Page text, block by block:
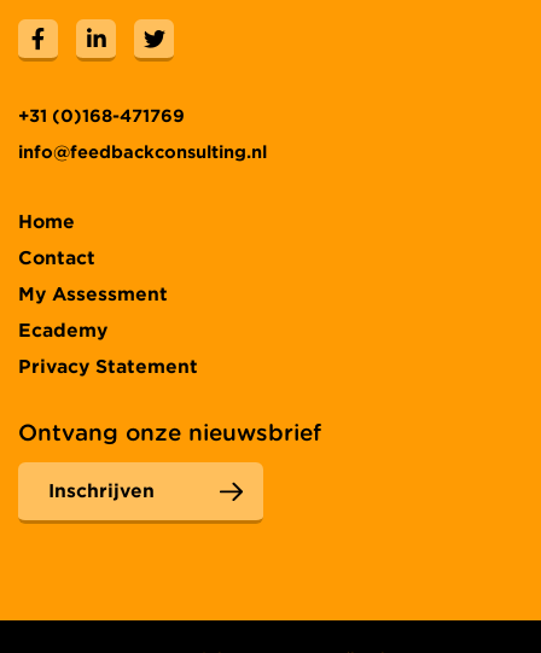
+31 (0)168-471769
info@feedbackconsulting.nl
Home
Contact
My Assessment
Ecademy
Privacy Statement
Ontvang onze nieuwsbrief
Inschrijven